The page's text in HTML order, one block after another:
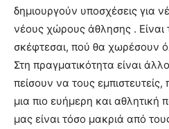
δημιουργούν υποσχέσεις για
νέους χώρους άθλησης .
σκέφτεσαι, πού θα χωρέσουν
Στη πραγματικότητα είναι
πείσουν να τους
μια πιο ευήμερη και αθλητική
μας είναι τόσο μακριά από